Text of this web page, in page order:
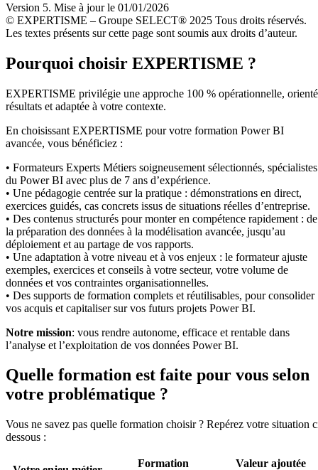
Version 5. Mise à jour le 01/01/2026
© EXPERTISME – Groupe SELECT® 2025 Tous droits réservés.
Les textes présents sur cette page sont soumis aux droits d’auteur.
Pourquoi choisir EXPERTISME ?
EXPERTISME privilégie une approche 100 % opérationnelle,
résultats et adaptée à votre contexte.
En choisissant EXPERTISME pour votre formation Power BI
avancée, vous bénéficiez :
• Formateurs Experts Métiers soigneusement sélectionnés, spécialistes
du Power BI avec plus de 7 ans d’expérience.
• Une pédagogie centrée sur la pratique : démonstrations en direct,
exercices guidés, cas concrets issus de situations réelles d’entreprise.
• Des contenus structurés pour monter en compétence rapidement : de
la préparation des données à la modélisation avancée, jusqu’au
déploiement et au partage de vos rapports.
• Une adaptation à votre niveau et à vos enjeux : le formateur ajuste
exemples, exercices et conseils à votre secteur, votre volume de
données et vos contraintes organisationnelles.
• Des supports de formation complets et réutilisables, pour consolider
vos acquis et capitaliser sur vos futurs projets Power BI.
Notre mission: vous rendre autonome, efficace et rentable dans
l’analyse et l’exploitation de vos données Power BI.
Quelle formation est faite pour vous selon
votre problématique ?
Vous ne savez pas quelle formation choisir ? Repérez votre situation
dessous :
Formation
Valeur ajoutée